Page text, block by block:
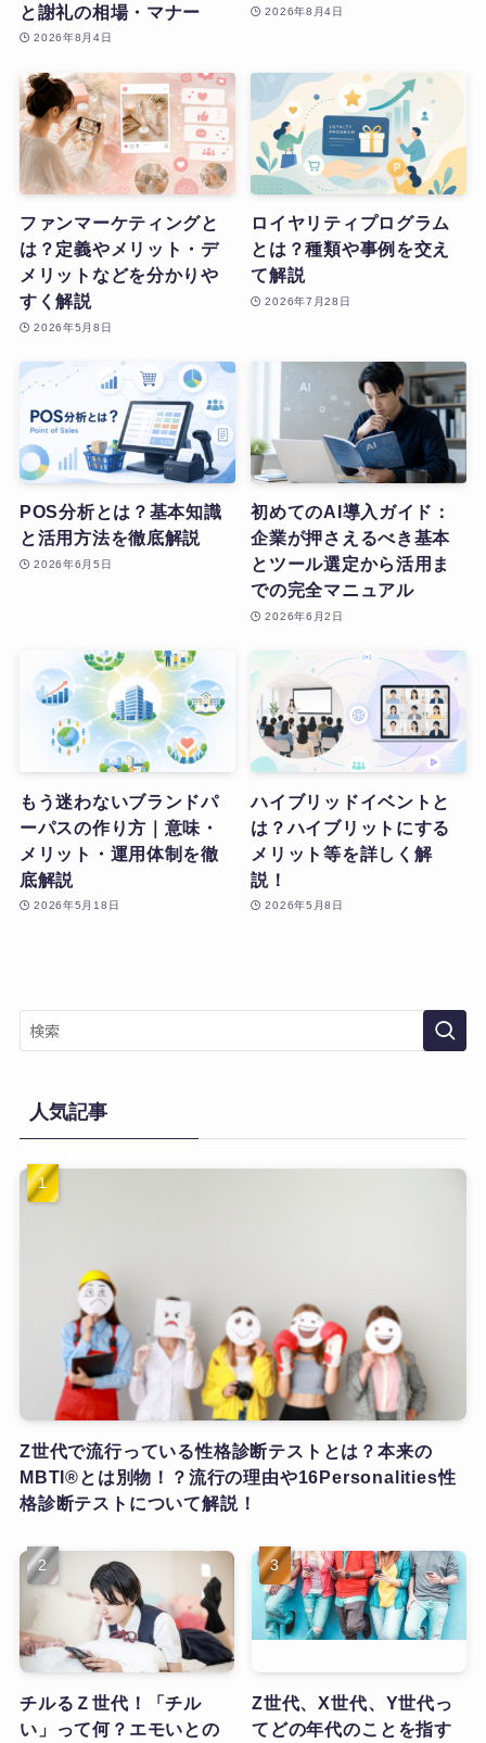
と謝礼の相場・マナー
2026年8月4日
2026年8月4日
ファンマーケティングと
は？定義やメリット・デ
メリットなどを分かりや
すく解説
2026年5月8日
ロイヤリティプログラム
とは？種類や事例を交え
て解説
2026年7月28日
POS分析とは？基本知識
と活用方法を徹底解説
2026年6月5日
初めてのAI導入ガイド：
企業が押さえるべき基本
とツール選定から活用ま
での完全マニュアル
2026年6月2日
もう迷わないブランドパ
ーパスの作り方｜意味・
メリット・運用体制を徹
底解説
2026年5月18日
ハイブリッドイベントと
は？ハイブリットにする
メリット等を詳しく解
説！
2026年5月8日
人気記事
Z世代で流行っている性格診断テストとは？本来の
MBTI®とは別物！？流行の理由や16Personalities性
格診断テストについて解説！
チルるＺ世代！「チル
い」って何？エモいとの
Z世代、X世代、Y世代っ
てどの年代のことを指す